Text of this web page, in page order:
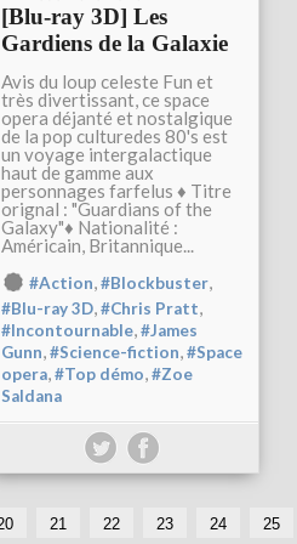
[Blu-ray 3D] Les
Gardiens de la Galaxie
Avis du loup celeste Fun et
très divertissant, ce space
opera déjanté et nostalgique
de la pop culturedes 80's est
un voyage intergalactique
haut de gamme aux
personnages farfelus ♦ Titre
orignal : "Guardians of the
Galaxy"♦ Nationalité :
Américain, Britannique...
#Action,#Blockbuster,
#Blu-ray 3D,#Chris Pratt,
#Incontournable,#James
Gunn,#Science-fiction,#Space
opera,#Top démo,#Zoe
Saldana
21 22 23 24 25